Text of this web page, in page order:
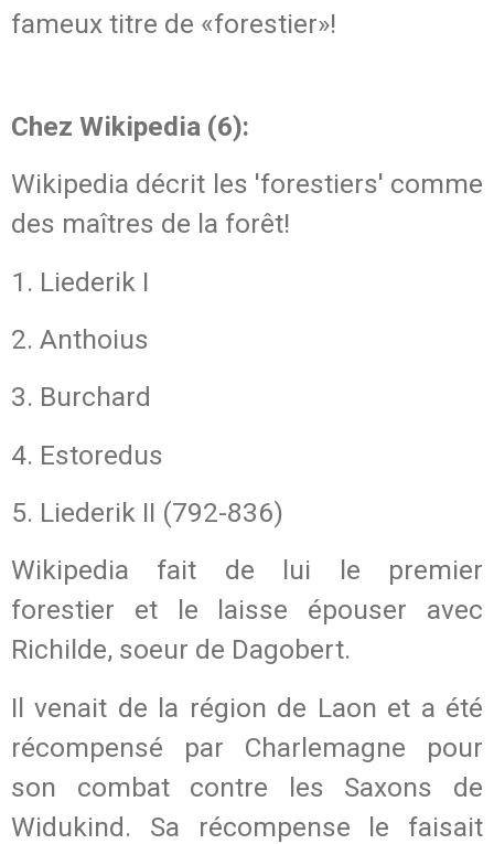
fameux titre de «forestier»!
Chez Wikipedia (6):
Wikipedia décrit les 'forestiers' comme
des maîtres de la forêt!
1. Liederik I
2. Anthoius
3. Burchard
4. Estoredus
5. Liederik II (792-836)
Wikipedia fait de lui le premier
forestier et le laisse épouser avec
Richilde, soeur de Dagobert.
Il venait de la région de Laon et a été
récompensé par Charlemagne pour
son combat contre les Saxons de
Widukind. Sa récompense le faisait